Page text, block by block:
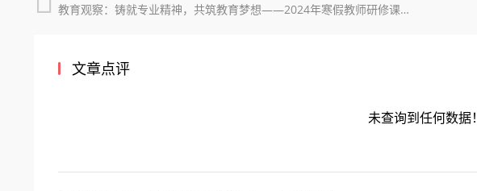
教育观察：铸就专业精神，共筑教育梦想——2024年寒假教师研修课程全面升级
文章点评
未查询到任何数据！